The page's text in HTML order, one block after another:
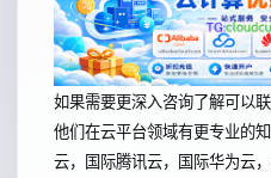
如果需要更深入咨询了解可以
他们在云平台领域有更专业的
云，国际腾讯云，国际华为云